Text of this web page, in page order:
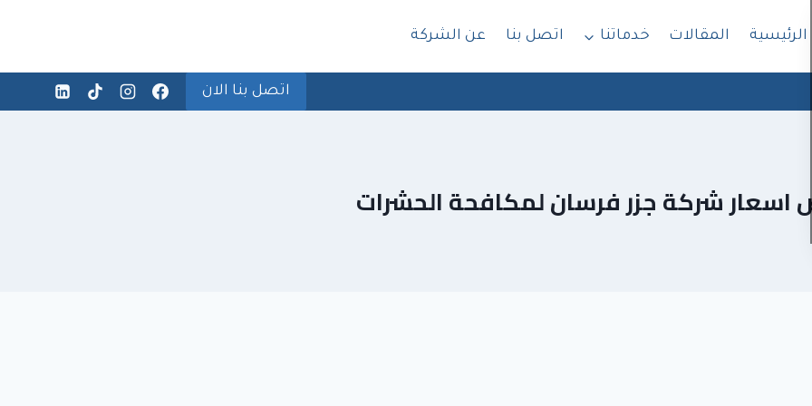
الرئيسية المقالات خدماتنا اتصل بنا عن الشركة
اتصل بنا الان
اسعار شركة جزر فرسان لمكافحة الحشرات